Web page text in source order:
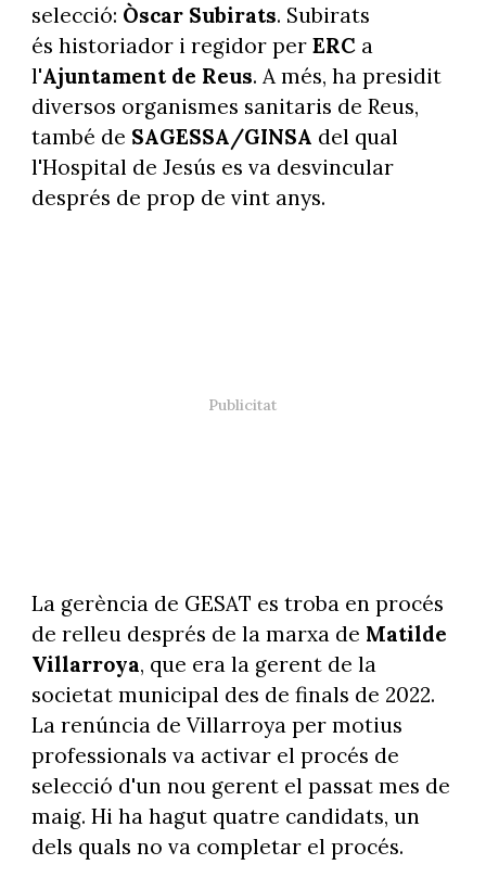
selecció: Òscar Subirats. Subirats
és historiador i regidor per ERC a
l'Ajuntamentde Reus. A més, ha presidit
diversos organismes sanitaris de Reus,
també de SAGESSA/GINSA del qual
l'Hospital de Jesús es va desvincular
després de prop de vint anys.
La gerència de GESAT es troba en procés
de relleu després de la marxa de Matilde
Villarroya, que era la gerent de la
societat municipal des de finals de 2022.
La renúncia de Villarroya per motius
professionals va activar el procés de
selecció d'un nou gerent el passat mes de
maig. Hi ha hagut quatre candidats, un
dels quals no va completar el procés.